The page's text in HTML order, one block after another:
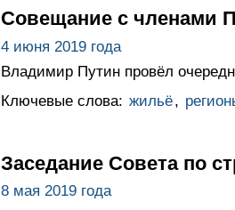
Совещание с членами
4 июня 2019 года
Владимир Путин провёл
Ключевые слова: жильё,
Заседание Совета по
8 мая 2019 года